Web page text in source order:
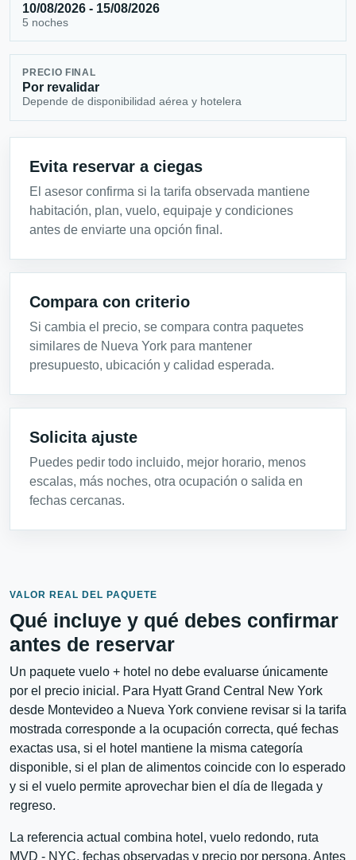
10/08/2026 - 15/08/2026
5 noches
PRECIO FINAL
Por revalidar
Depende de disponibilidad aérea y hotelera
Evita reservar a ciegas
El asesor confirma si la tarifa observada mantiene
habitación, plan, vuelo, equipaje y condiciones
antes de enviarte una opción final.
Compara con criterio
Si cambia el precio, se compara contra paquetes
similares de Nueva York para mantener
presupuesto, ubicación y calidad esperada.
Solicita ajuste
Puedes pedir todo incluido, mejor horario, menos
escalas, más noches, otra ocupación o salida en
fechas cercanas.
VALOR REAL DEL PAQUETE
Qué incluye y qué debes confirmar
antes de reservar
Un paquete vuelo + hotel no debe evaluarse únicamente
por el precio inicial. Para Hyatt Grand Central New York
desde Montevideo a Nueva York conviene revisar si la tarifa
mostrada corresponde a la ocupación correcta, qué fechas
exactas usa, si el hotel mantiene la misma categoría
disponible, si el plan de alimentos coincide con lo esperado
y si el vuelo permite aprovechar bien el día de llegada y
regreso.
La referencia actual combina hotel, vuelo redondo, ruta
MVD - NYC, fechas observadas y precio por persona. Antes